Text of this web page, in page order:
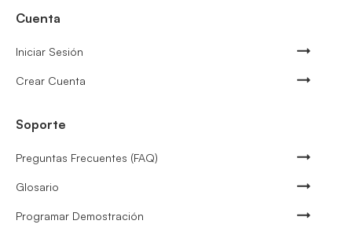
Cuenta
Iniciar Sesión
Crear Cuenta
Soporte
Preguntas Frecuentes (FAQ)
Glosario
Programar Demostración